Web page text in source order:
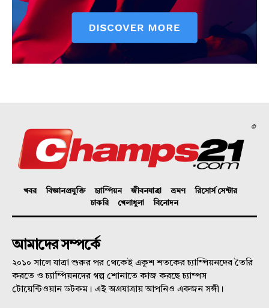
©
খবর বিজ্ঞানপ্রযুক্তি চ্যাম্পিয়ন জীবনযাত্রা ভ্রমণ
রিসোর্স সেন্টার
চাকরি
খেলাধুলা বিনোদন
আমাদের সম্পর্কে
২০১০ সালে যাত্রা শুরুর পর থেকেই একুশ শতকের চ্যাম্পিয়নদের তৈরি
করতে ও চ্যাম্পিয়নদের গল্প শোনাতে কাজ করছে চ্যাম্পস
টোয়েন্টিওয়ান ডটকম। এই অগ্রযাত্রায় আপনিও একজন সঙ্গী।